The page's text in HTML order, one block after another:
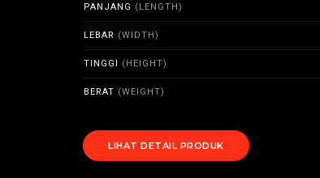
PANJANG (LENGTH)
LEBAR (WIDTH)
TINGGI (HEIGHT)
BERAT (WEIGHT)
LIHAT DETAIL PRODUK